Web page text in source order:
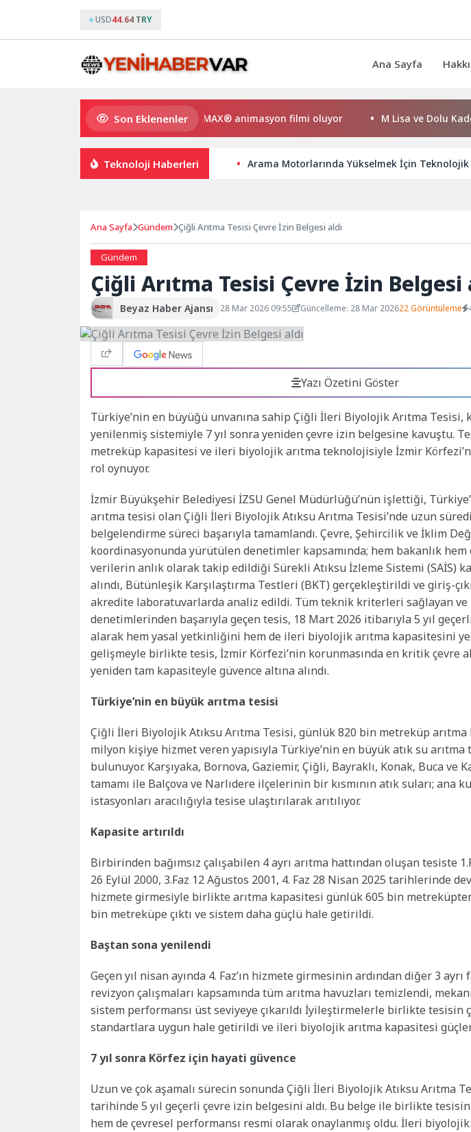
USD44.64 TRY
Ana Sayfa
Son Eklenenler
ve Gülmeyen Kral Türkiye’nin ilk IMAX® animasyon filmi oluyor M Lisa ve Dolu Kadehi
Teknoloji Haberleri Arama Motorlarında Yükselmek İçin Teknolojik
Ana Sayfa Gündem Çiğli Arıtma Tesisi Çevre İzin Belgesi aldı
Gündem
Çiğli Arıtma Tesisi Çevre İzin Belgesi
Beyaz Haber Ajansı 28 Mar 2026 09:55 Güncelleme: 28 Mar 202622 Görüntüleme
Yazı Özetini Göster
Türkiye’nin en büyüğü unvanına sahip Çiğli İleri Biyolojik Arıtma Tesisi,
yenilenmiş sistemiyle 7 yıl sonra yeniden çevre izin belgesine kavuştu.
metreküp kapasitesi ve ileri biyolojik arıtma teknolojisiyle İzmir
rol oynuyor.
İzmir Büyükşehir Belediyesi İZSU Genel Müdürlüğü’nün işlettiği,
arıtma tesisi olan Çiğli İleri Biyolojik Atıksu Arıtma Tesisi’nde uzun
belgelendirme süreci başarıyla tamamlandı. Çevre, Şehircilik ve İklim
koordinasyonunda yürütülen denetimler kapsamında; hem bakanlık hem
verilerin anlık olarak takip edildiği Sürekli Atıksu İzleme Sistemi (SAİS)
alındı, Bütünleşik Karşılaştırma Testleri (BKT) gerçekleştirildi ve giriş-
akredite laboratuvarlarda analiz edildi. Tüm teknik kriterleri sağlayan
denetimlerinden başarıyla geçen tesis, 18 Mart 2026 itibarıyla 5 yıl
alarak hem yasal yetkinliğini hem de ileri biyolojik arıtma kapasitesini
gelişmeyle birlikte tesis, İzmir Körfezi’nin korunmasında en kritik çevre
yeniden tam kapasiteyle güvence altına alındı.
Türkiye’nin en büyük arıtma tesisi
Çiğli İleri Biyolojik Atıksu Arıtma Tesisi, günlük 820 bin metreküp arıtma
milyon kişiye hizmet veren yapısıyla Türkiye’nin en büyük atık su
bulunuyor. Karşıyaka, Bornova, Gaziemir, Çiğli, Bayraklı, Konak, Buca ve
tamamı ile Balçova ve Narlıdere ilçelerinin bir kısmının atık suları; ana
istasyonları aracılığıyla tesise ulaştırılarak arıtılıyor.
Kapasite artırıldı
Birbirinden bağımsız çalışabilen 4 ayrı arıtma hattından oluşan tesiste
26 Eylül 2000, 3.Faz 12 Ağustos 2001, 4. Faz 28 Nisan 2025 tarihlerinde
hizmete girmesiyle birlikte arıtma kapasitesi günlük 605 bin
bin metreküpe çıktı ve sistem daha güçlü hale getirildi.
Baştan sona yenilendi
Geçen yıl nisan ayında 4. Faz’ın hizmete girmesinin ardından diğer 3
revizyon çalışmaları kapsamında tüm arıtma havuzları temizlendi,
sistem performansı üst seviyeye çıkarıldı İyileştirmelerle birlikte tesisin
standartlara uygun hale getirildi ve ileri biyolojik arıtma kapasitesi
7 yıl sonra Körfez için hayati güvence
Uzun ve çok aşamalı sürecin sonunda Çiğli İleri Biyolojik Atıksu Arıtma
tarihinde 5 yıl geçerli çevre izin belgesini aldı. Bu belge ile birlikte
hem de çevresel performansı resmi olarak onaylanmış oldu. İleri